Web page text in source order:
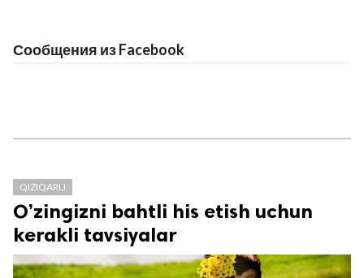
Сообщения из Facebook
QIZIQARLI
O’zingizni bahtli his etish uchun
kerakli tavsiyalar